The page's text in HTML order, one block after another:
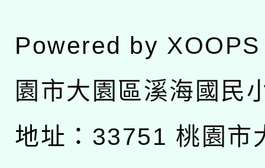
Powered by XOOPS
園市大園區溪海國民
地址： 33751 桃園市